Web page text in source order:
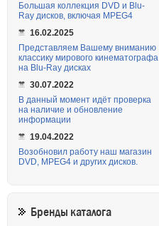
Большая коллекция DVD и Blu-
Ray дисков, включая MPEG4
16.02.2025
Представляем Вашему вниманию
классику мирового кинематографа
на Blu-Ray дисках
30.07.2022
В данный момент идёт проверка
на наличие и обновление
информации
19.04.2022
Возобновил работу наш магазин
DVD, MPEG4 и других дисков.
Бренды каталога